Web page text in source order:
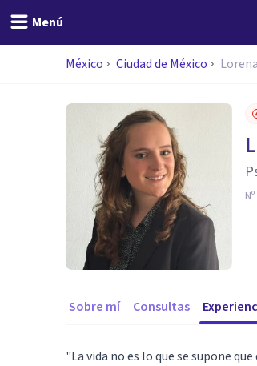
Menú
México Ciudad de México
Sobre mí Consultas
"La vida no es lo que se supone